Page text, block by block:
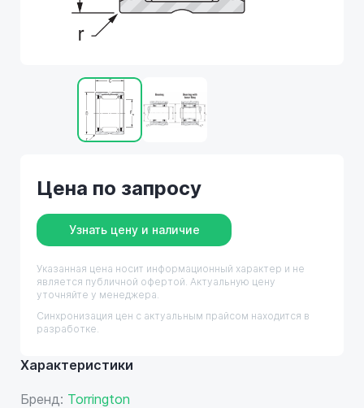
Характеристики
Бренд: Torrington
Цена по запросу
Узнать цену и наличие
Указанная цена носит информационный характер и не
является публичной офертой. Актуальную цену
уточняйте у менеджера.
Синхронизация цен с актуальным прайсом находится в
разработке.